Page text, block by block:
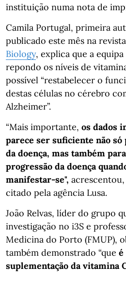
instituição numa nota de
Camila Portugal, primeira
publicado este mês na
Biology, explica que a
repondo os níveis de
possível “restabelecer o
destas células no cérebro
Alzheimer”.
“Mais importante, os dados
parece ser suficiente não
da doença, mas também
progressão da doença
manifestar-se",
citado pela agência Lusa.
João Relvas, líder do grupo
investigação no i3S e
Medicina do Porto (FMUP),
também demonstrado “que é
suplementação da vitamina